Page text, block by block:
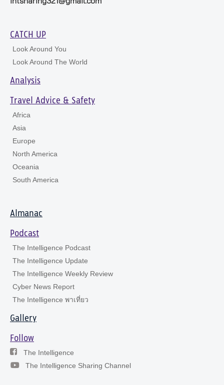
CATCH UP
Look Around You
Look Around The World
Analysis
Travel Advice & Safety
Africa
Asia
Europe
North America
Oceania
South America
Almanac
Podcast
The Intelligence Podcast
The Intelligence Update
The Intelligence Weekly Review
Cyber News Report
The Intelligence พาเที่ยว
Gallery
Follow
The Intelligence
The Intelligence Sharing Channel